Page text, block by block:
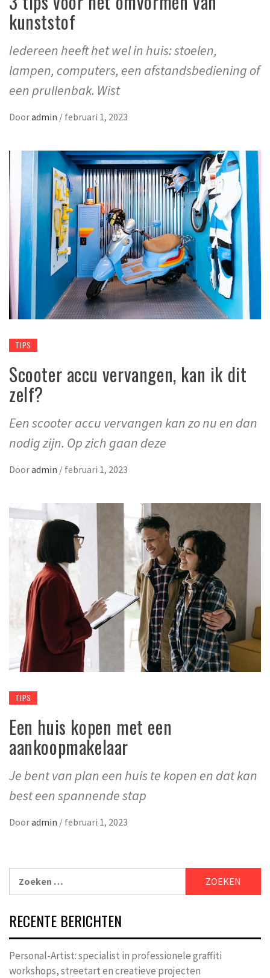
kunststof
Iedereen heeft het wel in huis: stoelen,
lampen, computers, een afstandsbediening of
een prullenbak. Wist
Dooradmin / februari 1, 2023
TIPS
Scooter accu vervangen, kan ik dit
zelf?
Een scooter accu vervangen kan zo nu en dan
nodig zijn. Op zich gaan deze
Dooradmin / februari 1, 2023
TIPS
Een huis kopen met een
aankoopmakelaar
Je bent van plan een huis te kopen en dat kan
best een spannende stap
Dooradmin / februari 1, 2023
naar:
RECENTE BERICHTEN
Personal-Artist: specialist in professionele graffiti
workshops, streetart en creatieve projecten